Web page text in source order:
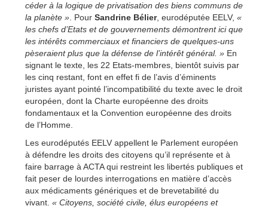
céder à la logique de privatisation des biens communs de
la planète » . Pour Sandrine Bélier, eurodéputée EELV, «
les chefs d’Etats et de gouvernements démontrent ici que
les intérêts commerciaux et financiers de quelques-uns
pèseraient plus que la défense de l’intérêt général. » En
signant le texte, les 22 Etats-membres, bientôt suivis par
les cinq restant, font en effet fi de l’avis d’éminents
juristes ayant pointé l’incompatibilité du texte avec le droit
européen, dont la Charte européenne des droits
fondamentaux et la Convention européenne des droits
de l’Homme.
Les eurodéputés EELV appellent le Parlement européen
à défendre les droits des citoyens qu’il représente et à
faire barrage à ACTA qui restreint les libertés publiques et
fait peser de lourdes interrogations en matière d’accès
aux médicaments génériques et de brevetabilité du
vivant. « Citoyens, société civile, élus européens et